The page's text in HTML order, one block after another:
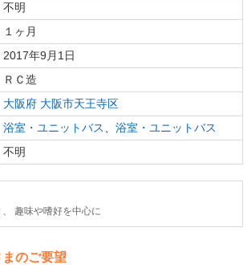
不明
１ヶ月
2017年9月1日
ＲＣ造
大阪府 大阪市天王寺区
浴室・ユニットバス
浴室・ユニットバス
不明
趣味や嗜好を中心に
まのご要望